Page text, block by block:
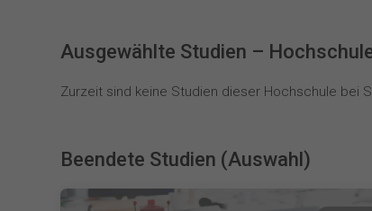
Ausgewählte Studien –
Zurzeit sind keine Studien dieser Hochschule bei
Beendete Studien (Auswahl)